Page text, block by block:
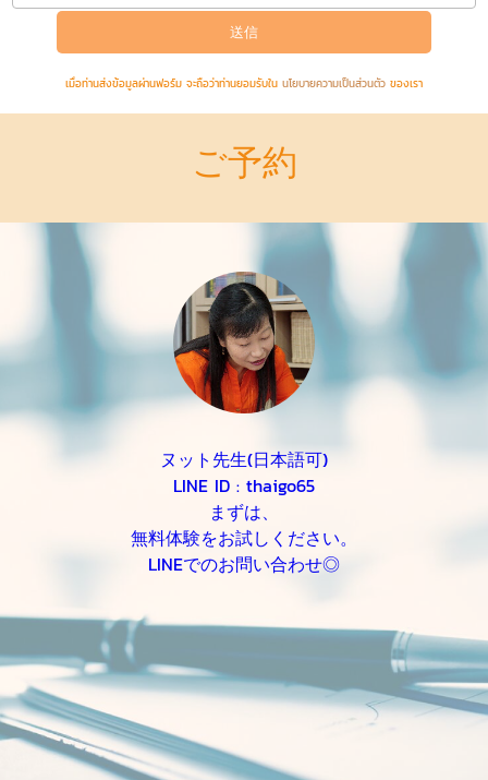
เมื่อท่านส่งข้อมูลผ่านฟอร์ม จะถือว่าท่านยอมรับใน นโยบายความเป็นส่วนตัวของเรา
ご予約
ヌット先生(日本語可)
LINE ID : thaigo65
まずは、
無料体験をお試しください。
LINEでのお問い合わせ◎